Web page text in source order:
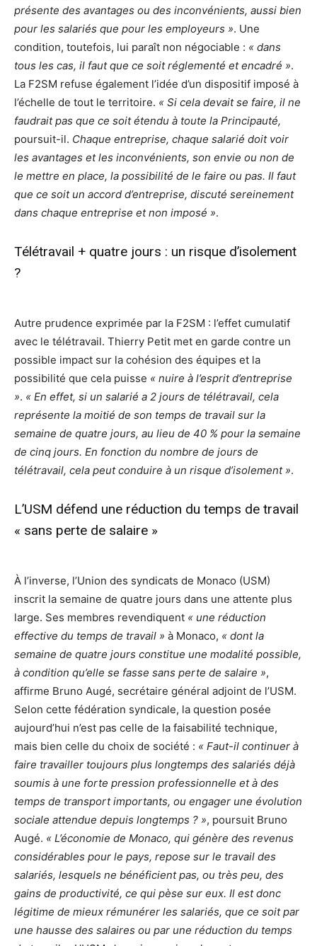
présente des avantages ou des inconvénients, aussi bien
pour les salariés que pour les employeurs ». Une
condition, toutefois, lui paraît non négociable : « dans
tous les cas, il faut que ce soit réglementé et encadré ».
La F2SM refuse également l’idée d’un dispositif imposé à
l’échelle de tout le territoire. « Si cela devait se faire, il ne
faudrait pas que ce soit étendu à toute la Principauté,
poursuit-il. Chaque entreprise, chaque salarié doit voir
les avantages et les inconvénients, son envie ou non de
le mettre en place, la possibilité de le faire ou pas. Il faut
que ce soit un accord d’entreprise, discuté sereinement
dans chaque entreprise et non imposé ».
Télétravail + quatre jours : un risque d’isolement
?
Autre prudence exprimée par la F2SM : l’effet cumulatif
avec le télétravail. Thierry Petit met en garde contre un
possible impact sur la cohésion des équipes et la
possibilité que cela puisse « nuire à l’esprit d’entreprise
». « En effet, si un salarié a 2 jours de télétravail, cela
représente la moitié de son temps de travail sur la
semaine de quatre jours, au lieu de 40 % pour la semaine
de cinq jours. En fonction du nombre de jours de
télétravail, cela peut conduire à un risque d’isolement ».
L’USM défend une réduction du temps de travail
« sans perte de salaire »
À l’inverse, l’Union des syndicats de Monaco (USM)
inscrit la semaine de quatre jours dans une attente plus
large. Ses membres revendiquent « une réduction
effective du temps de travail » à Monaco, « dont la
semaine de quatre jours constitue une modalité possible,
à condition qu’elle se fasse sans perte de salaire »,
affirme Bruno Augé, secrétaire général adjoint de l’USM.
Selon cette fédération syndicale, la question posée
aujourd’hui n’est pas celle de la faisabilité technique,
mais bien celle du choix de société : « Faut-il continuer à
faire travailler toujours plus longtemps des salariés déjà
soumis à une forte pression professionnelle et à des
temps de transport importants, ou engager une évolution
sociale attendue depuis longtemps ? », poursuit Bruno
Augé. « L’économie de Monaco, qui génère des revenus
considérables pour le pays, repose sur le travail des
salariés, lesquels ne bénéficient pas, ou très peu, des
gains de productivité, ce qui pèse sur eux. Il est donc
légitime de mieux rémunérer les salariés, que ce soit par
une hausse des salaires ou par une réduction du temps